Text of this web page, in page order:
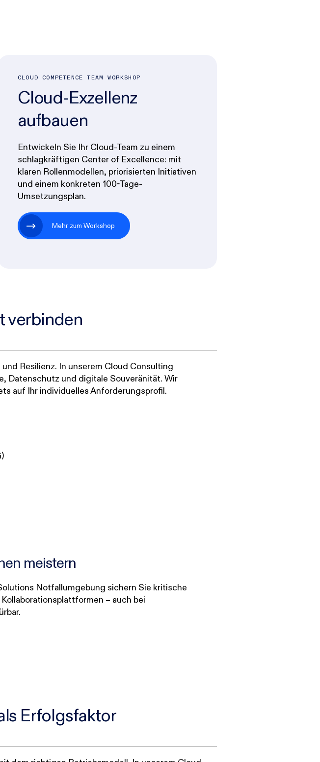
CLOUD COMPETENCE TEAM WORKSHOP
Cloud-Exzellenz
aufbauen
Entwickeln Sie Ihr Cloud-Team zu einem
schlagkräftigen Center of Excellence: mit
klaren Rollenmodellen, priorisierten Initiativen
und einem konkreten 100-Tage-
Umsetzungsplan.
Mehr zum Workshop
verbinden
Resilienz. In unserem Cloud Consulting
Datenschutz und digitale Souveränität. Wir
auf Ihr individuelles Anforderungsprofil.
meistern
Notfallumgebung sichern Sie kritische
– auch bei
Erfolgsfaktor